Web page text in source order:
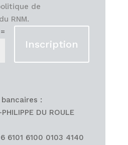
de
RNM.
=
Inscription
:
DU ROULE
6101 6100 0103 4140